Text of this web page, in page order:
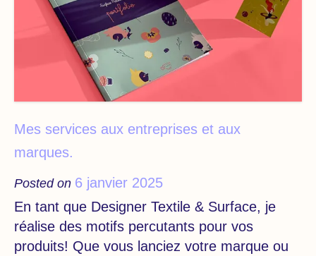
Mes services aux entreprises et aux
marques.
Posted on 6 janvier 2025
En tant que Designer Textile & Surface, je
réalise des motifs percutants pour vos
produits! Que vous lanciez votre marque ou